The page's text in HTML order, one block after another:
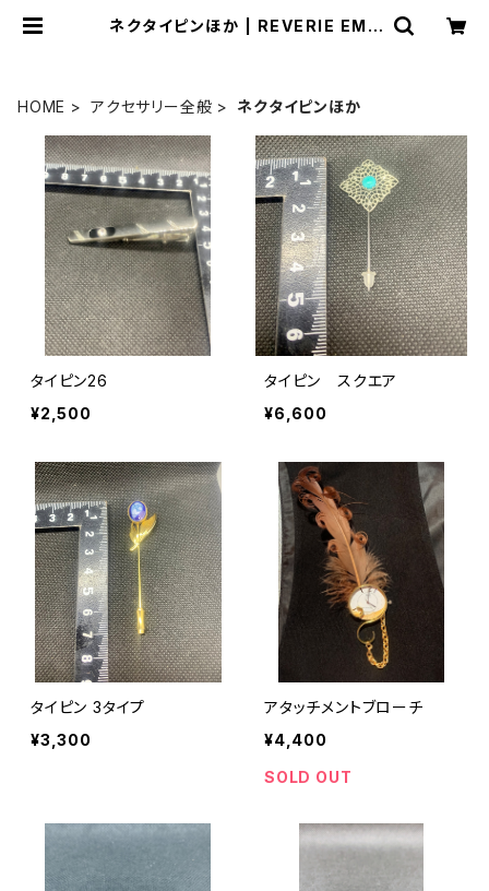
ネクタイピンほか | REVERIE EMP
HOME アクセサリー全般 ネクタイピンほか
タイピン26
¥2,500
タイピン スクエア
¥6,600
タイピン 3タイプ
¥3,300
アタッチメントブローチ
¥4,400
SOLD OUT